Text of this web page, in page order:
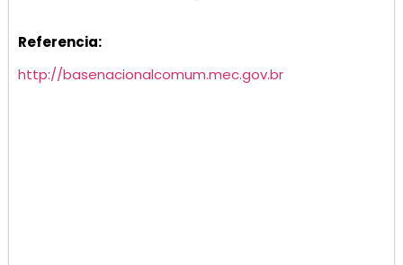
Referencia:
http://basenacionalcomum.mec.gov.br